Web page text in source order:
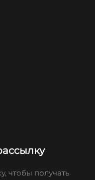
чтобы получать